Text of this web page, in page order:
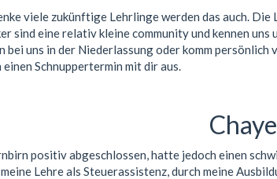
viele zukünftige Lehrlinge werden das auch.
sind eine relativ kleine community und kennen uns
bei uns in der Niederlassung oder komm persönlich
Schnuppertermin mit dir aus.
positiv abgeschlossen, hatte jedoch einen
Lehre als Steuerassistenz, durch meine